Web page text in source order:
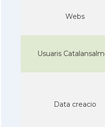
Webs
Usuaris
Data creacio